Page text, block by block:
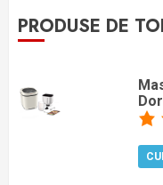
PRODUSE DE